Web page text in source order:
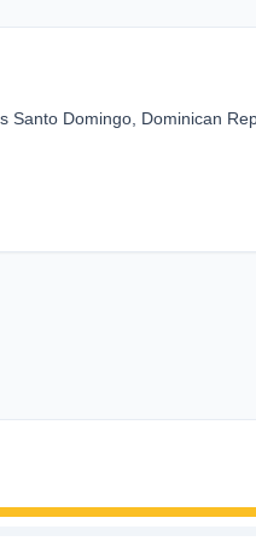
Santo Domingo, Dominican